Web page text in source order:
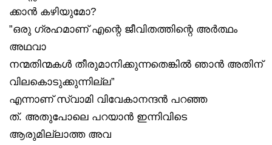
ക്കാൻ കഴിയുമോ?
”ഒരു ഗ്രഹമാണ് എന്റെ ജീവിതത്തിന്റെ അർത്ഥം
അഥവാ
നന്മതിന്മകൾ തീരുമാനിക്കുന്നതെങ്കിൽ ഞാൻ അതിന്
വിലകൊടുക്കുന്നില്ല”
എന്നാണ് സ്വാമി വിവേകാനന്ദൻ പറഞ്ഞ
ത്. അതുപോലെ പറയാൻ ഇന്നിവിടെ
ആരുമില്ലാത്ത അവ